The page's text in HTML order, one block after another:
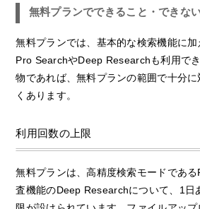
無料プランでできること・できな
無料プランでは、基本的な検索機能に
Pro SearchやDeep Researchも利用で
物であれば、無料プランの範囲で十分
くあります。
利用回数の上限
無料プランは、高精度検索モードであ
査機能のDeep Researchについて、1日